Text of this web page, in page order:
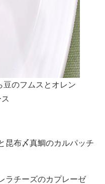
豆のフムスとオレン
昆布〆真鯛のカルパッチ
ラチーズのカプレーゼ